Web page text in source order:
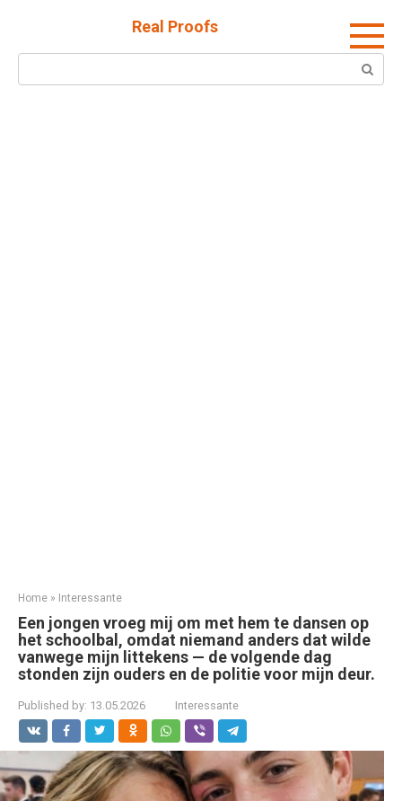
Real Proofs
Home » Interessante
Een jongen vroeg mij om met hem te dansen op
het schoolbal, omdat niemand anders dat wilde
vanwege mijn littekens — de volgende dag
stonden zijn ouders en de politie voor mijn deur.
Published by: 13.05.2026 Interessante